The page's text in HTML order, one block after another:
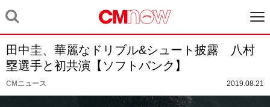
田中圭、華麗なドリブル&シュート披露 八村
塁選手と初共演【ソフトバンク】
CMニュース 2019.08.21